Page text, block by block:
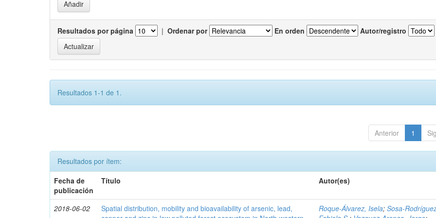
Resultados por página | Ordenar por En orden Autor/registro
Resultados 1-1 de 1.
Anterior 1
Resultados por ítem:
Fecha de
publicación
Título Autor(es)
2018-06-02
Spatial distribution, mobility and bioavailability of arsenic, lead,
Roque-Álvarez, Isela;Sosa-